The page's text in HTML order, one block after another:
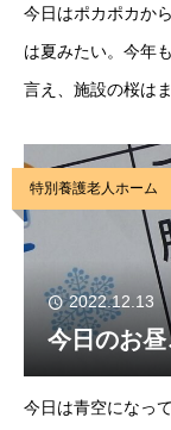
今日はポカポカか
は夏みたい。今年
言え、施設の桜は
そんな素敵な姿を
特別養護老人ホーム
2022.12.13
今日のお
今日は青空になっ